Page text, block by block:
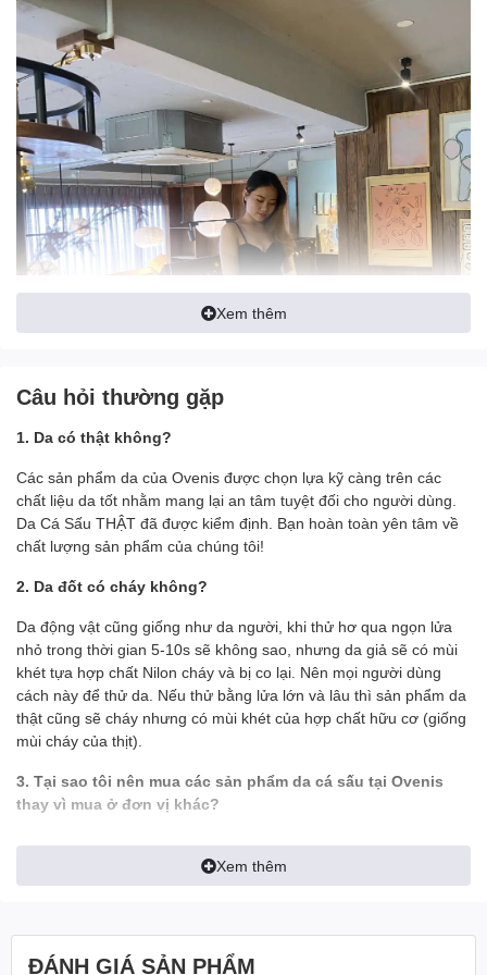
Xem thêm
Câu hỏi thường gặp
1. Da có thật không?
Các sản phẩm da của Ovenis được chọn lựa kỹ càng trên các
chất liệu da tốt nhằm mang lại an tâm tuyệt đối cho người dùng.
Da Cá Sấu THẬT đã được kiểm định. Bạn hoàn toàn yên tâm về
chất lượng sản phẩm của chúng tôi!
2. Da đốt có cháy không?
Da động vật cũng giống như da người, khi thử hơ qua ngọn lửa
nhỏ trong thời gian 5-10s sẽ không sao, nhưng da giả sẽ có mùi
khét tựa hợp chất Nilon cháy và bị co lại. Nên mọi người dùng
cách này để thử da. Nếu thử bằng lửa lớn và lâu thì sản phẩm da
thật cũng sẽ cháy nhưng có mùi khét của hợp chất hữu cơ (giống
mùi cháy của thịt).
3. Tại sao tôi nên mua các sản phẩm da cá sấu tại Ovenis
thay vì mua ở đơn vị khác?
- Tất cả hình ảnh đều được Ovenis chụp thật trên tay để khách có
được cái nhìn chính xác nhất về sản phẩm, tránh làm sai lệch tính
thực tế của sản phẩm
- Ship tới không mua không sao
- Mua rồi vẫn đổi trả miễn phí
Xem thêm
ĐÁNH GIÁ SẢN PHẨM